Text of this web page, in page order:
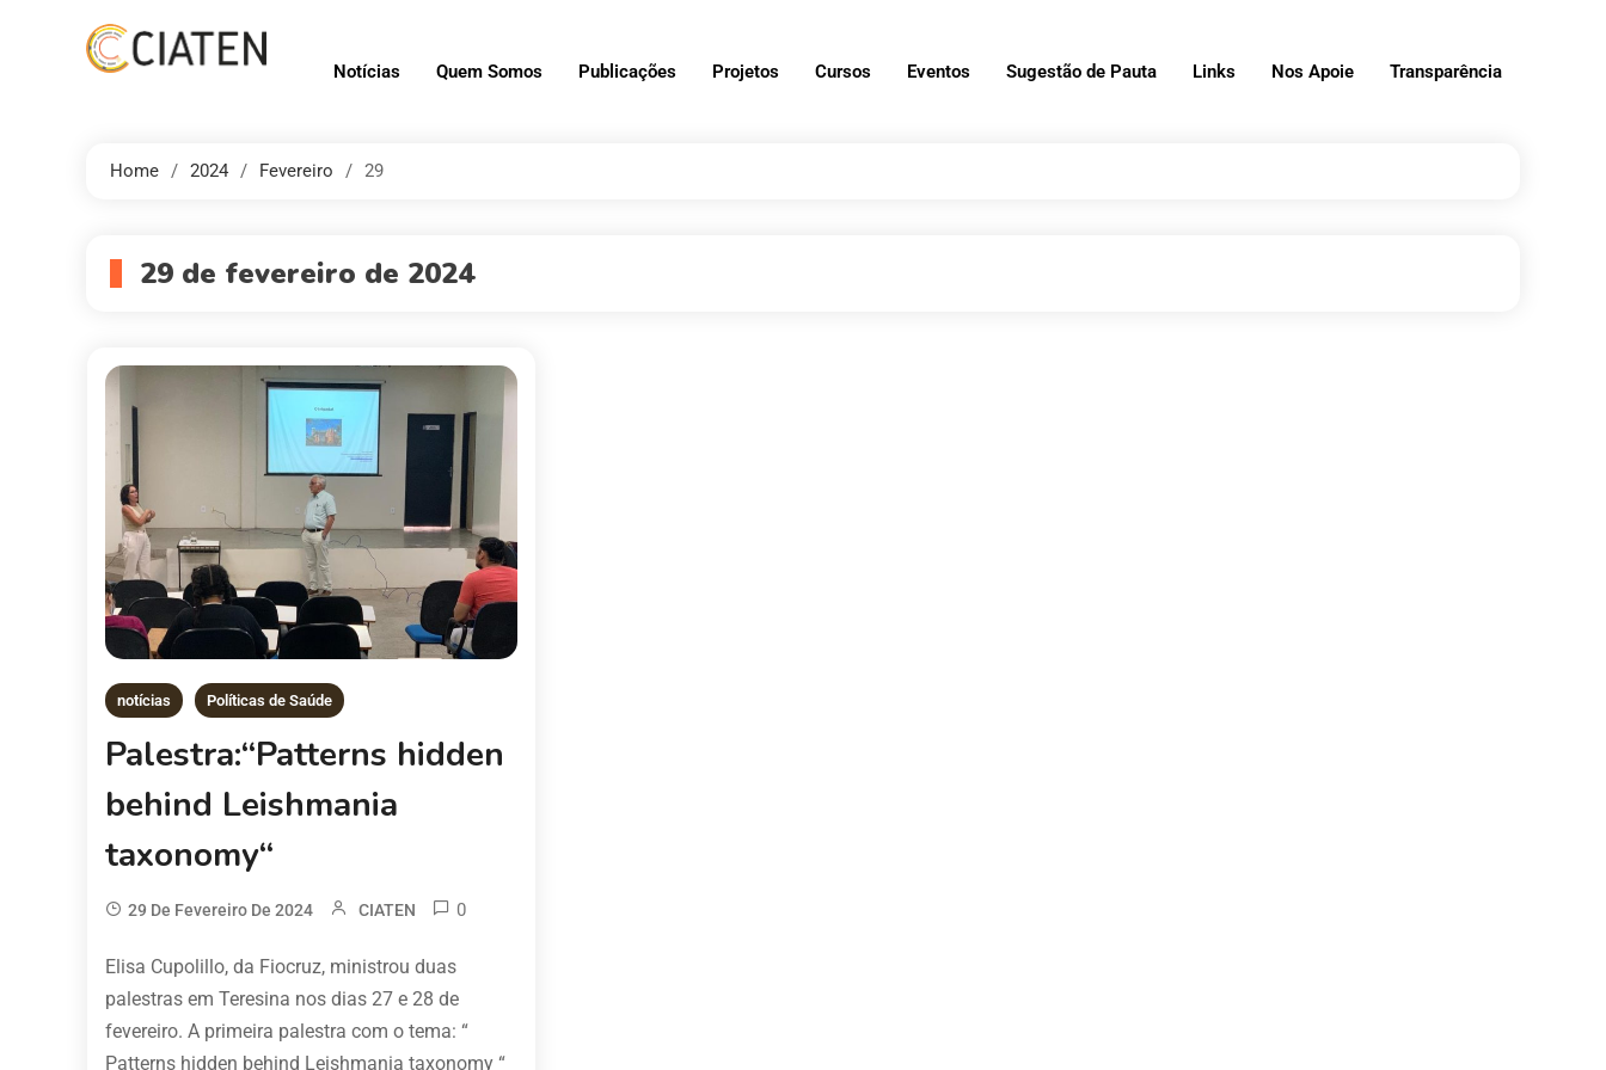
Notícias Quem Somos Publicações Projetos Cursos Eventos Sugestão de Pauta Links Nos Apoie Transparência
Home 2024 Fevereiro 29
29 de fevereiro de 2024
notícias Políticas de Saúde
Palestra:“Patterns hidden
behind Leishmania
taxonomy“
29 De Fevereiro De 2024 CIATEN 0
Elisa Cupolillo, da Fiocruz, ministrou duas
palestras em Teresina nos dias 27 e 28 de
fevereiro. A primeira palestra com o tema: “
Patterns hidden behind Leishmania taxonomy “